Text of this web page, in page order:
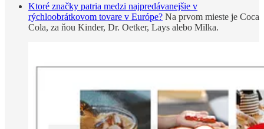
Ktoré značky patria medzi najpredávanejšie v
rýchloobrátkovom tovare v Európe? Na prvom mieste je Coca
Cola, za ňou Kinder, Dr. Oetker, Lays alebo Milka.